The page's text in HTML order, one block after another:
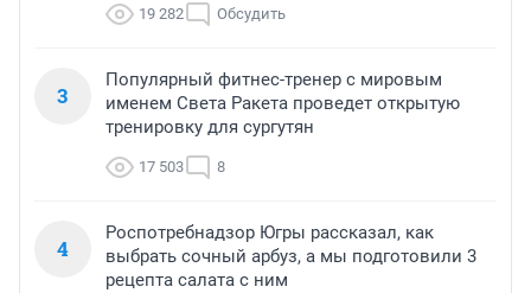
19 282 Обсудить
3
Популярный фитнес-тренер с мировым
именем Света Ракета проведет открытую
тренировку для сургутян
17 503 8
4
Роспотребнадзор Югры рассказал, как
выбрать сочный арбуз, а мы подготовили 3
рецепта салата с ним